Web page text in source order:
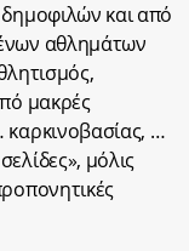
και από
αθλημάτων
μακρές
καρκινοβασίας, …
μόλις